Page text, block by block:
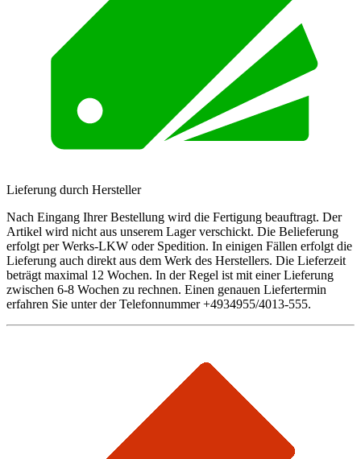
Lieferung durch Hersteller
Nach Eingang Ihrer Bestellung wird die Fertigung beauftragt. Der
Artikel wird nicht aus unserem Lager verschickt. Die Belieferung
erfolgt per Werks-LKW oder Spedition. In einigen Fällen erfolgt die
Lieferung auch direkt aus dem Werk des Herstellers. Die Lieferzeit
beträgt maximal 12 Wochen. In der Regel ist mit einer Lieferung
zwischen 6-8 Wochen zu rechnen. Einen genauen Liefertermin
erfahren Sie unter der Telefonnummer +4934955/4013-555.